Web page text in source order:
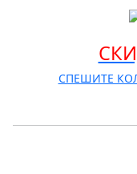
СПЕШИТЕ